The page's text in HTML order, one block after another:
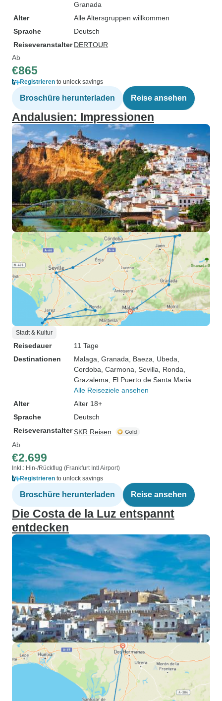
Granada
Alter
Alle Altersgruppen willkommen
Sprache
Deutsch
Reiseveranstalter DERTOUR
Ab
€865
Registrieren to unlock savings
Broschüre herunterladen Reise ansehen
Andalusien: Impressionen
Stadt & Kultur
Reisedauer
11 Tage
Destinationen
Malaga , Granada , Baeza , Ubeda
Cordoba , Carmona , Sevilla , Ronda
Grazalema , El Puerto de Santa Maria
Alle Reiseziele ansehen
Alter
Alter 18+
Sprache
Deutsch
ReiseveranstalterSKR Reisen
Ab
€2.699
Inkl.: Hin-/Rückflug (Frankfurt Intl Airport)
Registrieren to unlock savings
Broschüre herunterladen Reise ansehen
Die Costa de la Luz entspannt
entdecken